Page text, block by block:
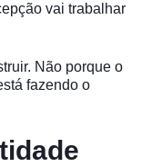
vai trabalhar
Não porque o
fazendo o